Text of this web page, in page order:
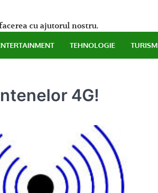
cu ajutorul nostru.
TEHNOLOGIE TURISM
4G!